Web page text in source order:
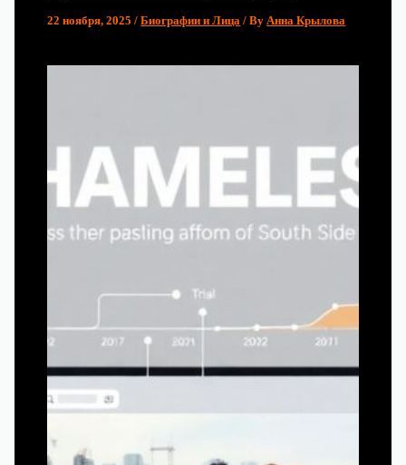
22 ноября, 2025/Биографии и Лица / By Анна Крылова